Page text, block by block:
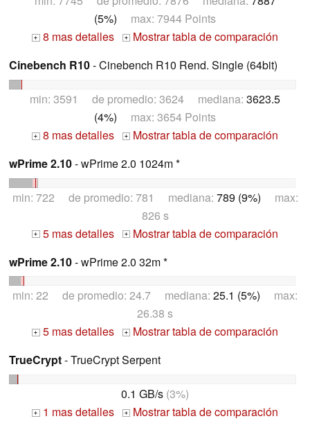
(5%) max: 7944 Points
+ 8 mas detalles +
Mostrar tabla de comparación
Cinebench R10- Cinebench R10 Rend. Single (64bit)
min: 3591 de promedio: 3624 mediana: 3623.5
(4%) max: 3654 Points
+ 8 mas detalles +
Mostrar tabla de comparación
wPrime 2.10- wPrime 2.0 1024m *
min: 722 de promedio: 781 mediana: 789 (9%) max:
826 s
+ 5 mas detalles +
Mostrar tabla de comparación
wPrime 2.10- wPrime 2.0 32m *
min: 22 de promedio: 24.7 mediana: 25.1 (5%) max:
26.38 s
+ 5 mas detalles +
Mostrar tabla de comparación
TrueCrypt- TrueCrypt Serpent
0.1 GB/s (3%)
+ 1 mas detalles +
Mostrar tabla de comparación